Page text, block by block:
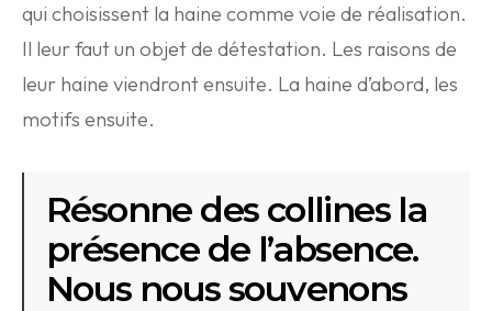
qui choisissent la haine comme voie de réalisation.
Il leur faut un objet de détestation. Les raisons de
leur haine viendront ensuite. La haine d’abord, les
motifs ensuite.
Résonne des collines la
présence de l’absence.
Nous nous souvenons